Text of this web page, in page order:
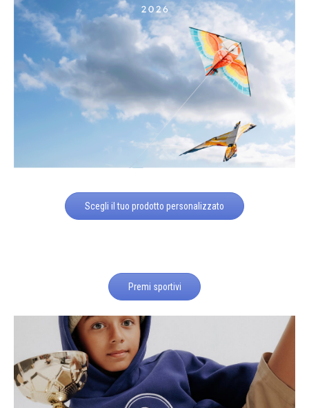
Scegli il tuo prodotto personalizzato
Premi sportivi